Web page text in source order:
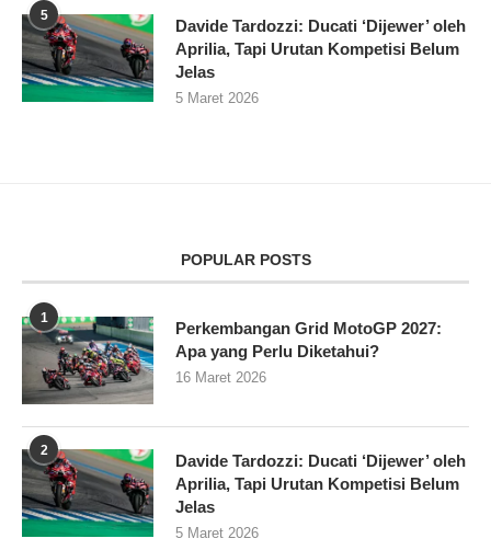
5
Davide Tardozzi: Ducati ‘Dijewer’ oleh
Aprilia, Tapi Urutan Kompetisi Belum
Jelas
5 Maret 2026
POPULAR POSTS
1
Perkembangan Grid MotoGP 2027:
Apa yang Perlu Diketahui?
16 Maret 2026
2
Davide Tardozzi: Ducati ‘Dijewer’ oleh
Aprilia, Tapi Urutan Kompetisi Belum
Jelas
5 Maret 2026